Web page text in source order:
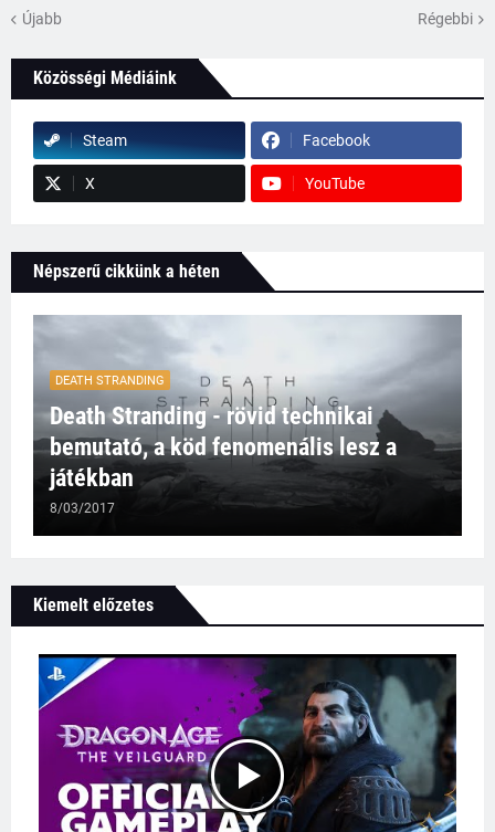
Újabb Régebbi
Közösségi Médiáink
Steam Facebook
X YouTube
Népszerű cikkünk a héten
DEATH STRANDING
Death Stranding - rövid technikai
bemutató, a köd fenomenális lesz a
játékban
8/03/2017
Kiemelt előzetes